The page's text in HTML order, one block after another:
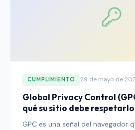
CUMPLIMIENTO 29 de mayo de
Global Privacy Control
qué su sitio debe respetarlo
GPC es una señal del navegador